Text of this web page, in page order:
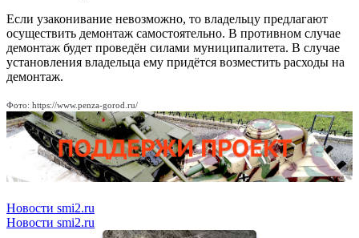
Если узаконивание невозможно, то владельцу предлагают
осуществить демонтаж самостоятельно. В противном случае
демонтаж будет проведён силами муниципалитета. В случае
установления владельца ему придётся возместить расходы на
демонтаж.
Фото: https://www.penza-gorod.ru/
Новости smi2.ru
Новости smi2.ru